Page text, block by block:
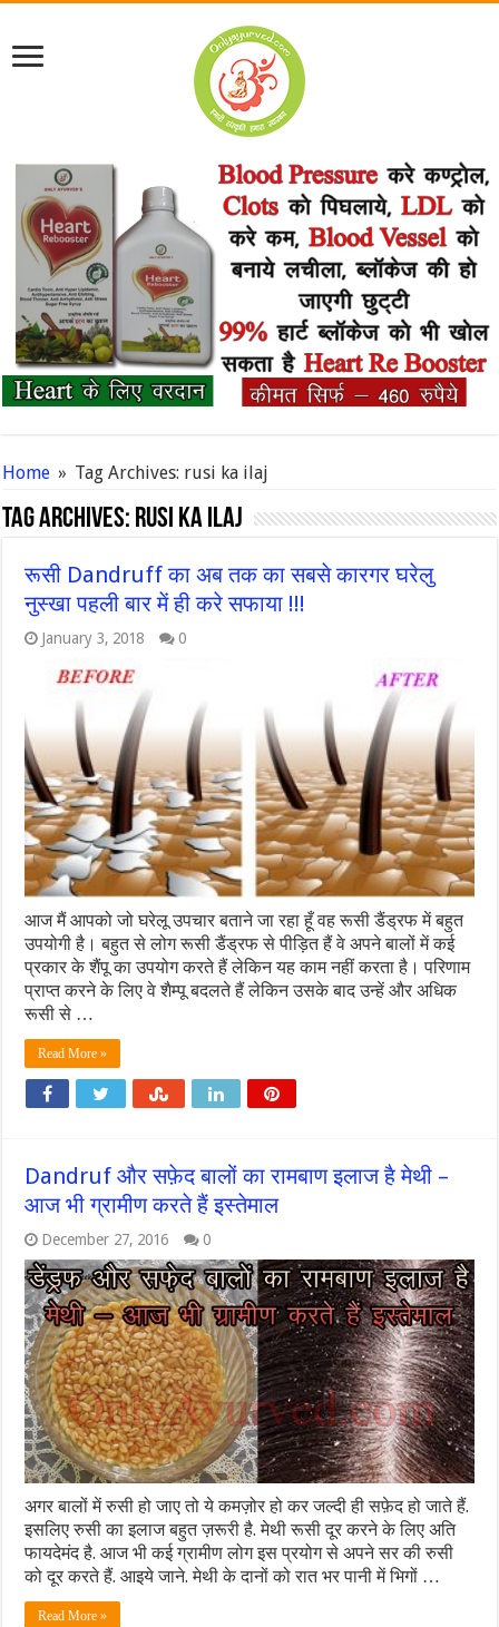
Home » Tag Archives: rusi ka ilaj
Tag Archives: rusi ka ilaj
रूसी Dandruff का अब तक का सबसे कारगर घरेलु
नुस्खा पहली बार में ही करे सफाया !!!
January 3, 2018 0
आज मैं आपको जो घरेलू उपचार बताने जा रहा हूँ वह रूसी डैंड्रफ में बहुत
उपयोगी है। बहुत से लोग रूसी डैंड्रफ से पीड़ित हैं वे अपने बालों में कई
प्रकार के शैंपू का उपयोग करते हैं लेकिन यह काम नहीं करता है। परिणाम
प्राप्त करने के लिए वे शैम्पू बदलते हैं लेकिन उसके बाद उन्हें और अधिक
रूसी से …
Read More »
Dandruf और सफ़ेद बालों का रामबाण इलाज है मेथी –
आज भी ग्रामीण करते हैं इस्तेमाल
December 27, 2016 0
अगर बालों में रुसी हो जाए तो ये कमज़ोर हो कर जल्दी ही सफ़ेद हो जाते हैं.
इसलिए रुसी का इलाज बहुत ज़रूरी है. मेथी रूसी दूर करने के लिए अति
फायदेमंद है. आज भी कई ग्रामीण लोग इस प्रयोग से अपने सर की रुसी
को दूर करते हैं. आइये जाने. मेथी के दानों को रात भर पानी में भिगों …
Read More »